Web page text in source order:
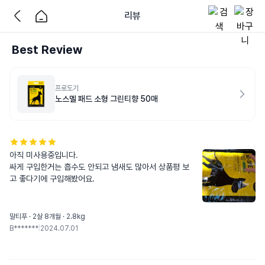
리뷰
Best Review
프로도기
노스멜 패드 소형 그린티향 50매
아직 미사용중입니다.
싸게 구입한거는 흡수도 안되고 냄새도 많아서 상품평 보
고 좋다기에 구입해봤어요.
말티푸 · 2살 8개월 · 2.8kg
B******* 2024.07.01